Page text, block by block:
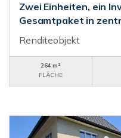
Zwei Einheiten, ein
Gesamtpaket in
Renditeobjekt
264 m²
FLÄCHE